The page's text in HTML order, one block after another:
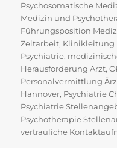
Psychosomatische
Medizin und
Führungsposition
Zeitarbeit, Klinikleitung
Psychiatrie,
Herausforderung Arzt,
Personalvermittlung
Hannover, Psychiatrie
Psychiatrie
Psychotherapie
vertrauliche